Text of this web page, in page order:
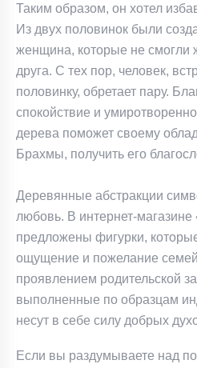
Таким образом, он хотел
Из двух половинок были
женщина, которые не смогли
друга. С тех пор, человек,
половинку, обретает пару.
спокойствие и
дерева поможет своему
Брахмы, получить его
Деревянные абстракции
любовь. В интернет-
предложены фигурки,
ощущение и пожелание
проявлением родительской
выполненные по образцам
несут в себе силу добрых
Если вы раздумываете над